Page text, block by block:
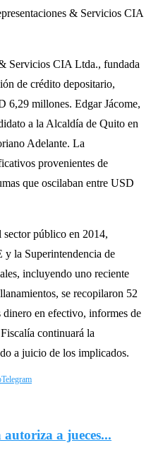
& Servicios CIA
Servicios CIA Ltda., fundada
de crédito depositario,
6,29 millones. Edgar Jácome,
a la Alcaldía de Quito en
Adelante. La
provenientes de
que oscilaban entre USD
sector público en 2014,
la Superintendencia de
incluyendo uno reciente
se recopilaron 52
en efectivo, informes de
continuará la
a juicio de los implicados.
Telegram
a jueces...